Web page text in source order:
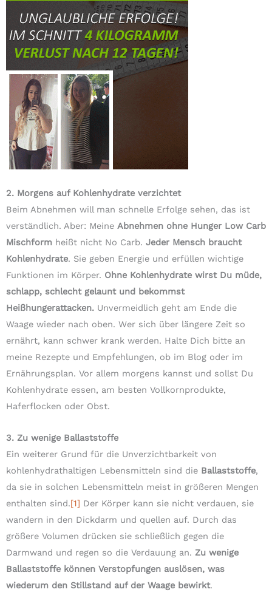
2. Morgens auf Kohlenhydrate verzichtet
Beim Abnehmen will man schnelle Erfolge sehen, das ist
verständlich. Aber: Meine Abnehmen ohne Hunger Low Carb
Mischform heißt nicht No Carb. Jeder Mensch braucht
Kohlenhydrate. Sie geben Energie und erfüllen wichtige
Funktionen im Körper. Ohne Kohlenhydrate wirst Du müde,
schlapp, schlecht gelaunt und bekommst
Heißhungerattacken. Unvermeidlich geht am Ende die
Waage wieder nach oben. Wer sich über längere Zeit so
ernährt, kann schwer krank werden. Halte Dich bitte an
meine Rezepte und Empfehlungen, ob im Blog oder im
Ernährungsplan. Vor allem morgens kannst und sollst Du
Kohlenhydrate essen, am besten Vollkornprodukte,
Haferflocken oder Obst.
3. Zu wenige Ballaststoffe
Ein weiterer Grund für die Unverzichtbarkeit von
kohlenhydrathaltigen Lebensmitteln sind die Ballaststoffe,
da sie in solchen Lebensmitteln meist in größeren Mengen
enthalten sind.[1] Der Körper kann sie nicht verdauen, sie
wandern in den Dickdarm und quellen auf. Durch das
größere Volumen drücken sie schließlich gegen die
Darmwand und regen so die Verdauung an. Zu wenige
Ballaststoffe können Verstopfungen auslösen, was
wiederum den Stillstand auf der Waage bewirkt.